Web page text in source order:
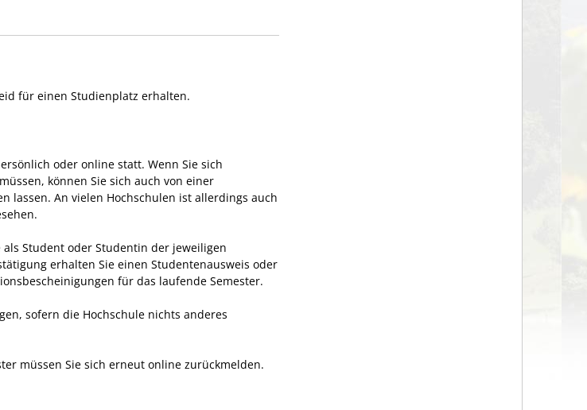
für einen Studienplatz erhalten.
oder online statt. Wenn Sie sich
können Sie sich auch von einer
lassen. An vielen Hochschulen ist allerdings auch
Student oder Studentin der jeweiligen
erhalten Sie einen Studentenausweis oder
für das laufende Semester.
sofern die Hochschule nichts anderes
müssen Sie sich erneut online zurückmelden.